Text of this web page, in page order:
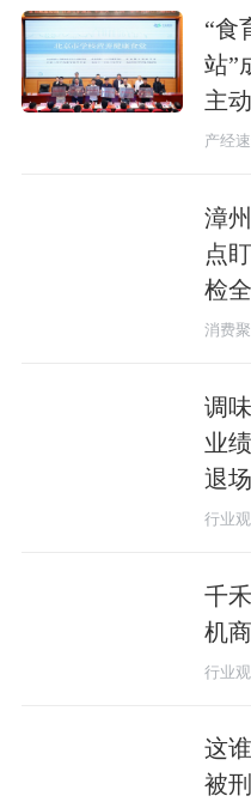
“食
站”
主
产经
漳
点
检
消费
调
业
退场
行业观
千
机
行业观
这
被